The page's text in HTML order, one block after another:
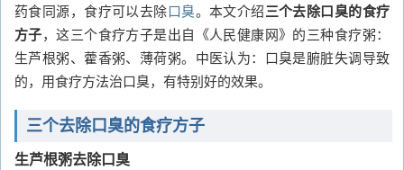
药食同源，食疗可以去除口臭。本文介绍三个去除口臭的食疗
方子，这三个食疗方子是出自《人民健康网》的三种食疗粥：
生芦根粥、藿香粥、薄荷粥。中医认为：口臭是腑脏失调导致
的，用食疗方法治口臭，有特别好的效果。
三个去除口臭的食疗方子
生芦根粥去除口臭